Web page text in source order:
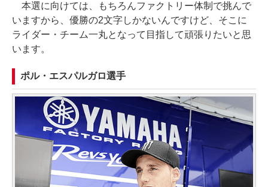
本選に向けては、もちろんファクトリー体制で挑んで
いますから、優勝の2文字しかないんですけど、そこに
ライダー・チーム一丸となって目指して頑張りたいと思
います。
ポル・エスパルガロ選手